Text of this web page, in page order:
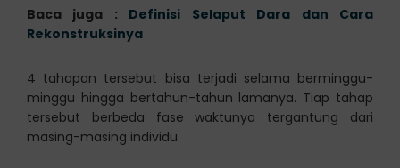
Baca juga : Definisi Selaput Dara dan Cara
Rekonstruksinya
4 tahapan tersebut bisa terjadi selama berminggu-
minggu hingga bertahun-tahun lamanya. Tiap tahap
tersebut berbeda fase waktunya tergantung dari
masing-masing individu.